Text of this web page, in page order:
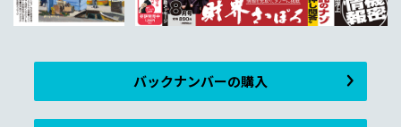
バックナンバーの購入